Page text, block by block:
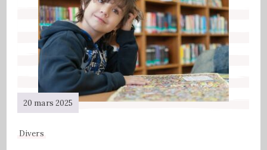
20 mars 2025
Divers